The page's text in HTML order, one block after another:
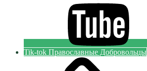
Tik-tok Православные Добровольцы